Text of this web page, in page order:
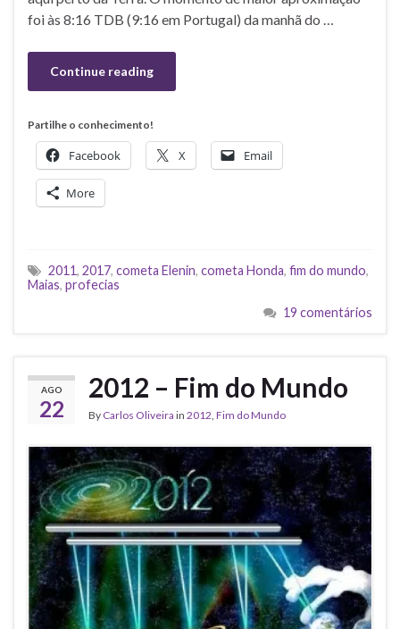
foi às 8:16 TDB (9:16 em Portugal) da manhã do …
Continue reading
Partilhe o conhecimento!
Facebook X Email
More
2011, 2017, cometa Elenin, cometa Honda, fim do mundo,
Maias, profecias
19 comentários
AGO
22
2012 – Fim do Mundo
By Carlos Oliveira in 2012 Fim do Mundo